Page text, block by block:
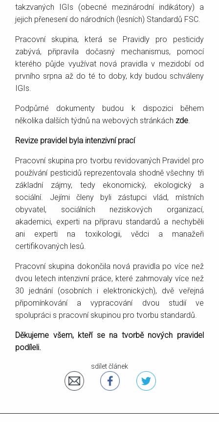
takzvaných IGIs (obecné mezinárodní indikátory) a
jejich přenesení do národních (lesních) Standardů FSC.
Pracovní skupina, která se Pravidly pro pesticidy
zabývá, připravila dočasný mechanismus, pomocí
kterého půjde využívat nová pravidla v mezidobí od
prvního srpna až do té to doby, kdy budou schváleny
IGIs.
Podpůrné dokumenty budou k dispozici během
několika dalších týdnů na webových stránkách zde.
Revize pravidel byla intenzivní prací
Pracovní skupina pro tvorbu revidovaných Pravidel pro
používání pesticidů reprezentovala shodně všechny tři
základní zájmy, tedy ekonomický, ekologický a
sociální. Jejími členy byli zástupci vlád, místních
obyvatel, sociálních neziskových organizací,
akademici, experti na přípravu standardů a nechyběli
ani experti na toxikologii, vědci a manažeři
certifikovaných lesů.
Pracovní skupina dokončila nová pravidla po více než
dvou letech intenzivní práce, které zahrnovaly více než
30 jednání (osobních i elektronických), dvě veřejná
připomínkování a vypracování dvou studií ve
spolupráci s pracovní skupinou pro tvorbu standardů.
Děkujeme všem, kteří se na tvorbě nových pravidel
podíleli.
sdílet článek